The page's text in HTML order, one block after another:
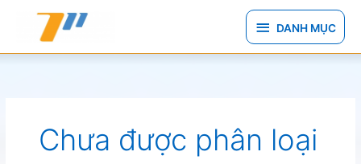
DANH
MỤC
DANH MỤC
Chưa được phân loại